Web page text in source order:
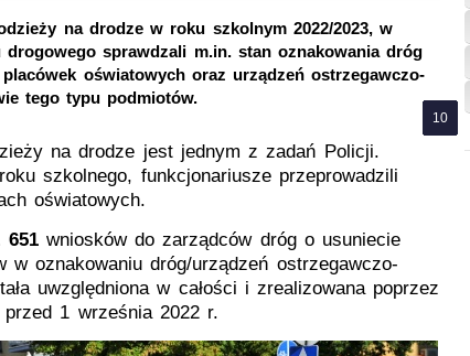
na drodze w roku szkolnym 2022/2023, w
sprawdzali m.in. stan oznakowania dróg
oświatowych oraz urządzeń ostrzegawczo-
tego typu podmiotów.
na drodze jest jednym z zadań Policji.
szkolnego, funkcjonariusze przeprowadzili
oświatowych.
651wniosków do zarządców dróg o usuniecie
w oznakowaniu dróg/urządzeń ostrzegawczo-
uwzględniona w całości i zrealizowana poprzez
przed 1 września 2022 r.